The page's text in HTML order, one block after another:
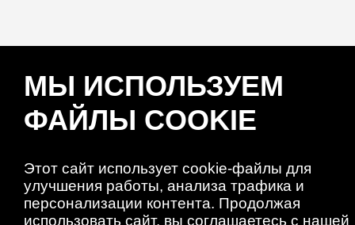
МЫ ИСПОЛЬЗУЕМ
ФАЙЛЫ COOKIE
Этот сайт использует cookie-файлы для
улучшения работы, анализа трафика и
персонализации контента. Продолжая
использовать сайт, вы соглашаетесь с нашей